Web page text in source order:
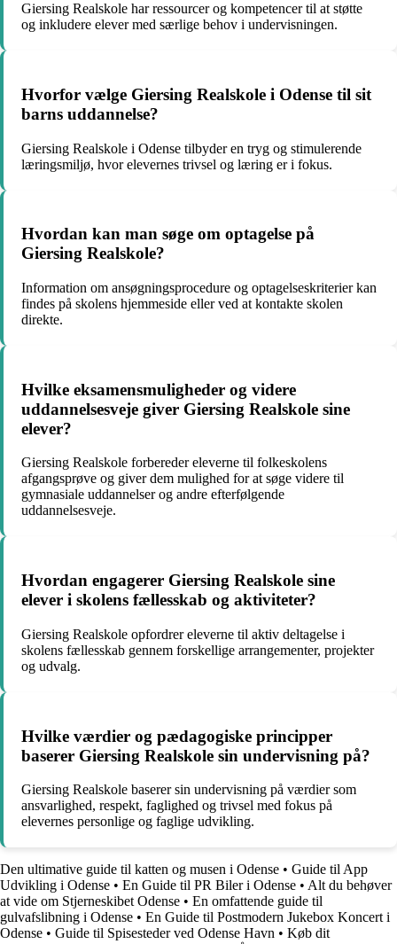
Giersing Realskole har ressourcer og kompetencer til at støtte
og inkludere elever med særlige behov i undervisningen.
Hvorfor vælge Giersing Realskole i Odense til sit
barns uddannelse?
Giersing Realskole i Odense tilbyder en tryg og stimulerende
læringsmiljø, hvor elevernes trivsel og læring er i fokus.
Hvordan kan man søge om optagelse på
Giersing Realskole?
Information om ansøgningsprocedure og optagelseskriterier kan
findes på skolens hjemmeside eller ved at kontakte skolen
direkte.
Hvilke eksamensmuligheder og videre
uddannelsesveje giver Giersing Realskole sine
elever?
Giersing Realskole forbereder eleverne til folkeskolens
afgangsprøve og giver dem mulighed for at søge videre til
gymnasiale uddannelser og andre efterfølgende
uddannelsesveje.
Hvordan engagerer Giersing Realskole sine
elever i skolens fællesskab og aktiviteter?
Giersing Realskole opfordrer eleverne til aktiv deltagelse i
skolens fællesskab gennem forskellige arrangementer, projekter
og udvalg.
Hvilke værdier og pædagogiske principper
baserer Giersing Realskole sin undervisning på?
Giersing Realskole baserer sin undervisning på værdier som
ansvarlighed, respekt, faglighed og trivsel med fokus på
elevernes personlige og faglige udvikling.
Den ultimative guide til katten og musen i Odense • Guide til App
Udvikling i Odense • En Guide til PR Biler i Odense • Alt du behøver
at vide om Stjerneskibet Odense • En omfattende guide til
gulvafslibning i Odense • En Guide til Postmodern Jukebox Koncert i
Odense • Guide til Spisesteder ved Odense Havn • Køb dit